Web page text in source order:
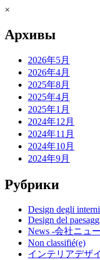
×
Архивы
2026年5月
2026年4月
2025年8月
2025年4月
2025年1月
2024年12月
2024年11月
2024年10月
2024年9月
Рубрики
Design degli interni
Design del
News -会社ニュ
Non classifié(e)
インテリアデザ